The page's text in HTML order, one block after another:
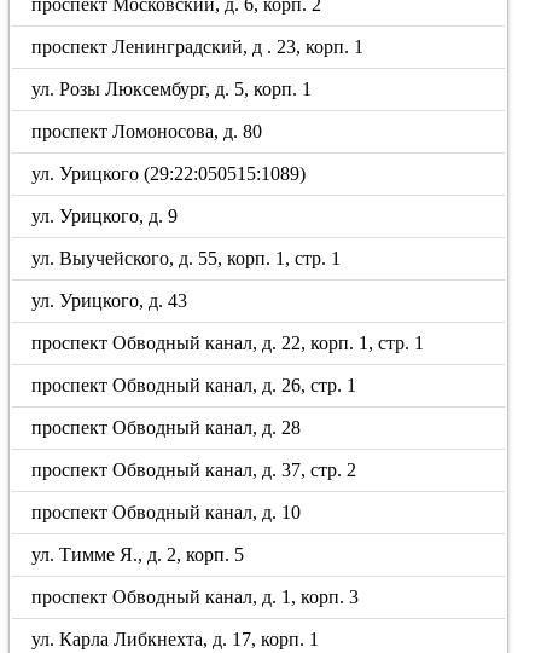
проспект Московский, д. 6, корп. 2
проспект Ленинградский, д . 23, корп. 1
ул. Розы Люксембург, д. 5, корп. 1
проспект Ломоносова, д. 80
ул. Урицкого (29:22:050515:1089)
ул. Урицкого, д. 9
ул. Выучейского, д. 55, корп. 1, стр. 1
ул. Урицкого, д. 43
проспект Обводный канал, д. 22, корп. 1, стр. 1
проспект Обводный канал, д. 26, стр. 1
проспект Обводный канал, д. 28
проспект Обводный канал, д. 37, стр. 2
проспект Обводный канал, д. 10
ул. Тимме Я., д. 2, корп. 5
проспект Обводный канал, д. 1, корп. 3
ул. Карла Либкнехта, д. 17, корп. 1